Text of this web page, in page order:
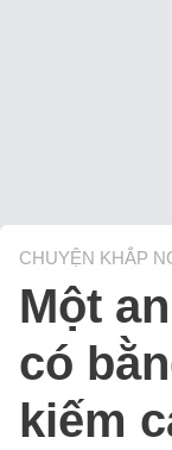
CHUYỆN KHẮP
Một
có
kiếm